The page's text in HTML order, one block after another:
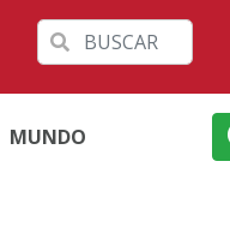
MUNDO